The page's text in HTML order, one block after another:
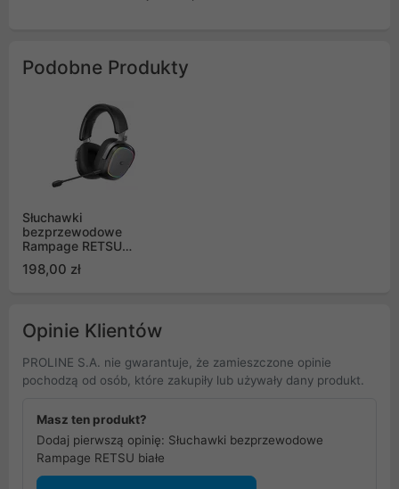
Podobne Produkty
Słuchawki
bezprzewodowe
Rampage RETSU
198,00 zł
Opinie Klientów
PROLINE S.A. nie gwarantuje, że zamieszczone opinie
pochodzą od osób, które zakupiły lub używały dany produkt.
Masz ten produkt?
Dodaj pierwszą opinię: Słuchawki bezprzewodowe
Rampage RETSU białe